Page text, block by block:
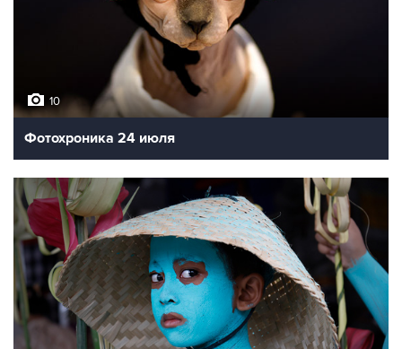
10
Фотохроника 24 июля